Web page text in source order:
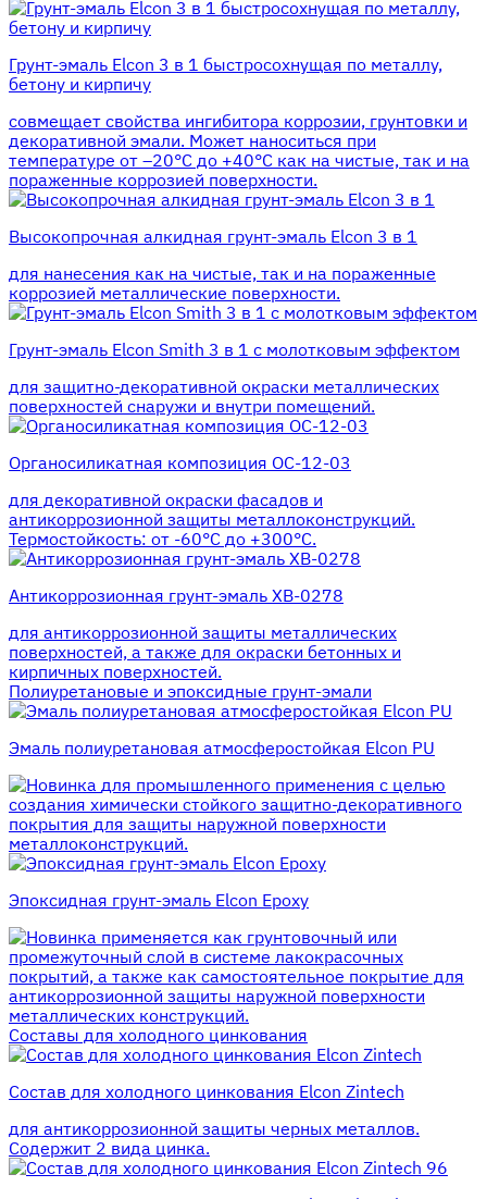
Грунт-эмаль Elcon 3 в 1 быстросохнущая по металлу,
бетону и кирпичу
совмещает свойства ингибитора коррозии, грунтовки и
декоративной эмали. Может наноситься при
температуре от –20°С до +40°С как на чистые, так и на
пораженные коррозией поверхности.
Высокопрочная алкидная грунт-эмаль Elcon 3 в 1
для нанесения как на чистые, так и на пораженные
коррозией металлические поверхности.
Грунт-эмаль Elcon Smith 3 в 1 с молотковым эффектом
для защитно-декоративной окраски металлических
поверхностей снаружи и внутри помещений.
Органосиликатная композиция ОС-12-03
для декоративной окраски фасадов и
антикоррозионной защиты металлоконструкций.
Термостойкость: от -60°С до +300°С.
Антикоррозионная грунт-эмаль ХВ-0278
для антикоррозионной защиты металлических
поверхностей, а также для окраски бетонных и
кирпичных поверхностей.
Полиуретановые и эпоксидные грунт-эмали
Эмаль полиуретановая атмосферостойкая Elcon PU
для промышленного применения с целью
создания химически стойкого защитно-декоративного
покрытия для защиты наружной поверхности
металлоконструкций.
Эпоксидная грунт-эмаль Elcon Epoxy
применяется как грунтовочный или
промежуточный слой в системе лакокрасочных
покрытий, а также как самостоятельное покрытие для
антикоррозионной защиты наружной поверхности
металлических конструкций.
Составы для холодного цинкования
Состав для холодного цинкования Elcon Zintech
для антикоррозионной защиты черных металлов.
Содержит 2 вида цинка.